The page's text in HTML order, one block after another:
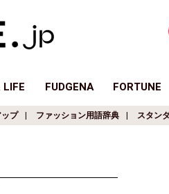
LIFE FUDGENA FORTUNE
プ ファッション用語辞典 スタン